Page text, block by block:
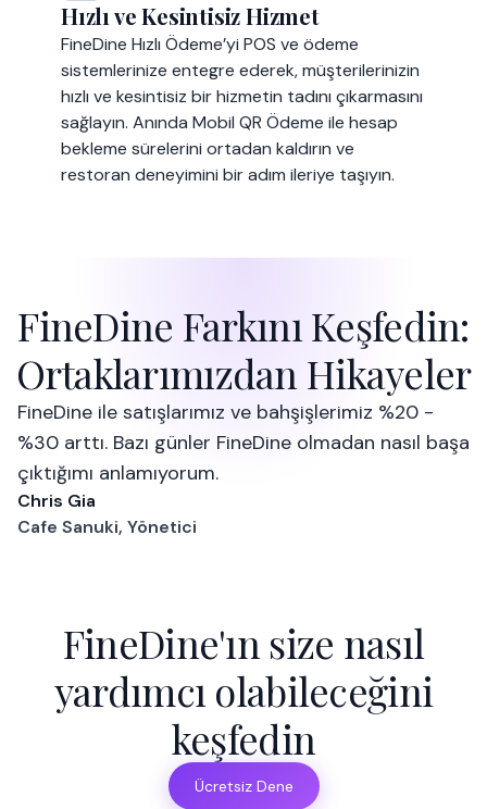
Hızlı ve Kesintisiz Hizmet
FineDine Hızlı Ödeme’yi POS ve ödeme
sistemlerinize entegre ederek, müşterilerinizin
hızlı ve kesintisiz bir hizmetin tadını çıkarmasını
sağlayın. Anında Mobil QR Ödeme ile hesap
bekleme sürelerini ortadan kaldırın ve
restoran deneyimini bir adım ileriye taşıyın.
FineDine Farkını Keşfedin:
Ortaklarımızdan Hikayeler
FineDine ile satışlarımız ve bahşişlerimiz %20 -
%30 arttı. Bazı günler FineDine olmadan nasıl başa
çıktığımı anlamıyorum.
Chris Gia
Cafe Sanuki, Yönetici
FineDine'ın size nasıl
yardımcı olabileceğini
keşfedin
Ücretsiz Dene